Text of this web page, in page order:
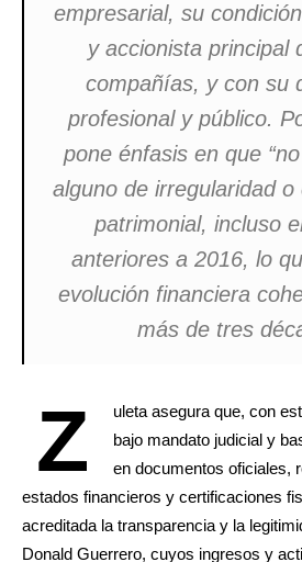
empresarial, su
y accionista principal
compañías, y con su
profesional y público.
pone énfasis en que
alguno de irregularidad o
patrimonial, incluso
anteriores a 2016, lo
evolución financiera
más de tres
Z
uleta asegura que, con
bajo mandato judicial y
en documentos oficiales,
estados financieros y certificaciones
acreditada la transparencia y la
Donald Guerrero, cuyos ingresos y